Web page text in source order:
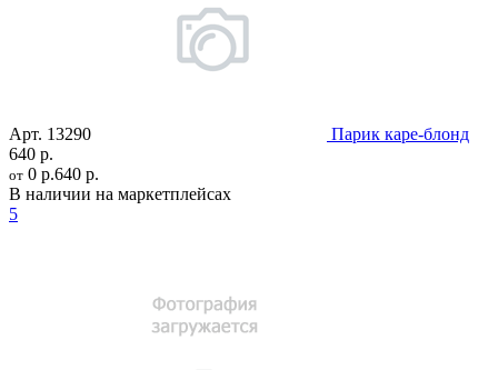
Арт. 13290
Парик каре-блонд
640 р.
от 0 р.640 р.
В наличии на маркетплейсах
5